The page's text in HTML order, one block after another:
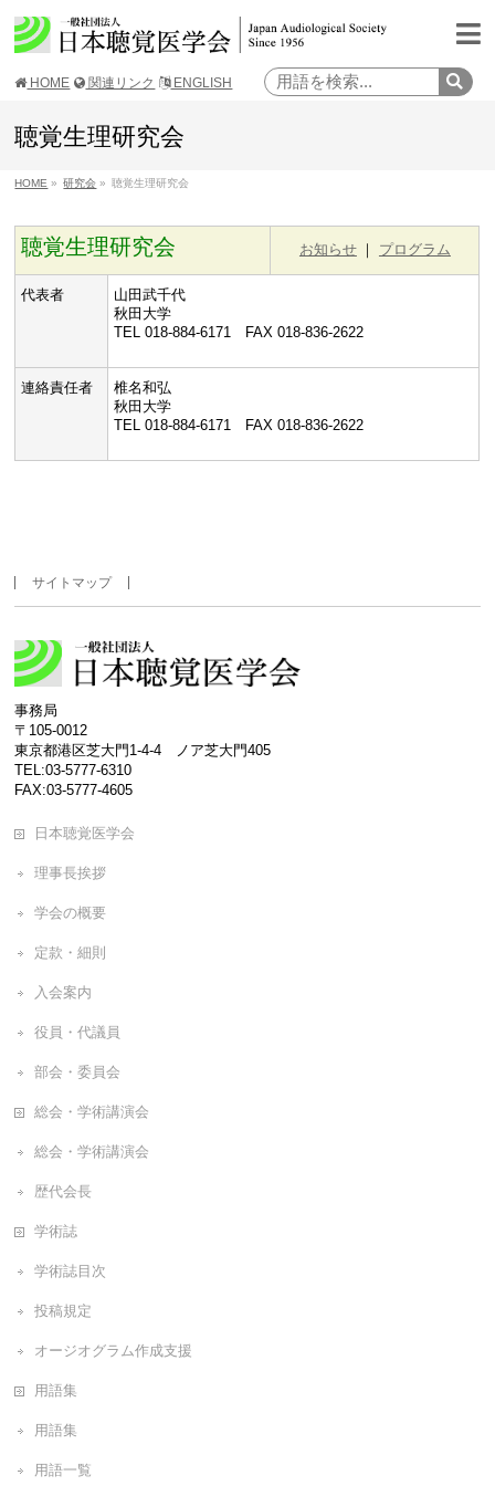
HOME 関連リンク ENGLISH
聴覚生理研究会
HOME » 研究会 » 聴覚生理研究会
聴覚生理研究会 お知らせ ｜ プログラム
代表者
山田武千代
秋田大学
TEL 018-884-6171 FAX 018-836-2622
連絡責任者
椎名和弘
秋田大学
TEL 018-884-6171 FAX 018-836-2622
サイトマップ
事務局
〒105-0012
東京都港区芝大門1-4-4 ノア芝大門405
TEL:03-5777-6310
FAX:03-5777-4605
日本聴覚医学会
理事長挨拶
学会の概要
定款・細則
入会案内
役員・代議員
部会・委員会
総会・学術講演会
総会・学術講演会
歴代会長
学術誌
学術誌目次
投稿規定
オージオグラム作成支援
用語集
用語集
用語一覧